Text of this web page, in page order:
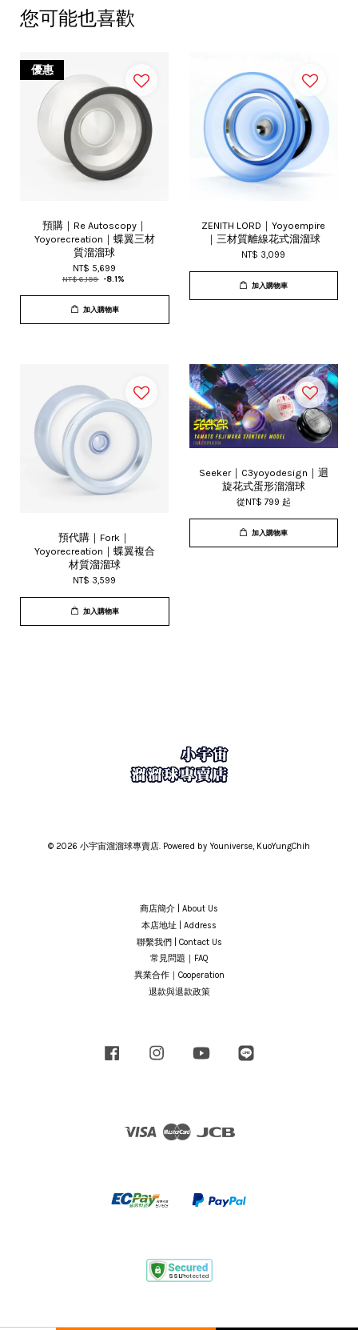
您可能也喜歡
優惠
預購｜Re Autoscopy｜
Yoyorecreation｜蝶翼三材
質溜溜球
NT$ 5,699
NT$ 6,199 -8.1%
加入購物車
ZENITH LORD｜Yoyoempire
｜三材質離線花式溜溜球
NT$ 3,099
加入購物車
預代購｜Fork｜
Yoyorecreation｜蝶翼複合
材質溜溜球
NT$ 3,599
加入購物車
Seeker｜C3yoyodesign｜迴
旋花式蛋形溜溜球
從NT$ 799 起
加入購物車
© 2026 小宇宙溜溜球專賣店. Powered by Youniverse, KuoYungChih
商店簡介 | About Us
本店地址 | Address
聯繫我們 | Contact Us
常見問題｜FAQ
異業合作｜Cooperation
退款與退款政策
Facebook Instagram YouTube
Visa Master